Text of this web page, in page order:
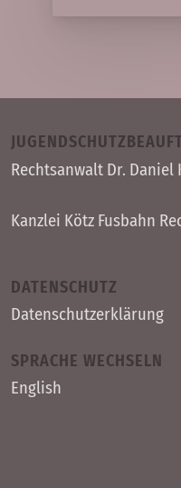
Rechts­anwalt Dr. Daniel
Kanzlei Kötz Fusbahn
DATENSCHUTZ
Datenschutzerklärung
SPRACHE WECHSELN
English